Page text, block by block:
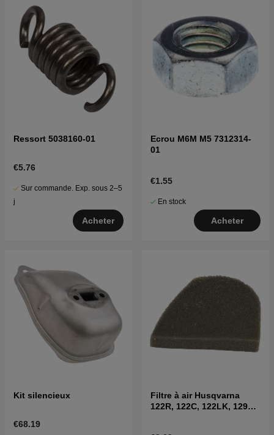
Ressort 5038160-01
€5.76
Sur commande. Exp. sous 2–5
j
Acheter
Ecrou M6M M5 7312314-
01
€1.55
En stock
Acheter
Kit silencieux
€68.19
Filtre à air Husqvarna
122R, 122C, 122LK, 129R,